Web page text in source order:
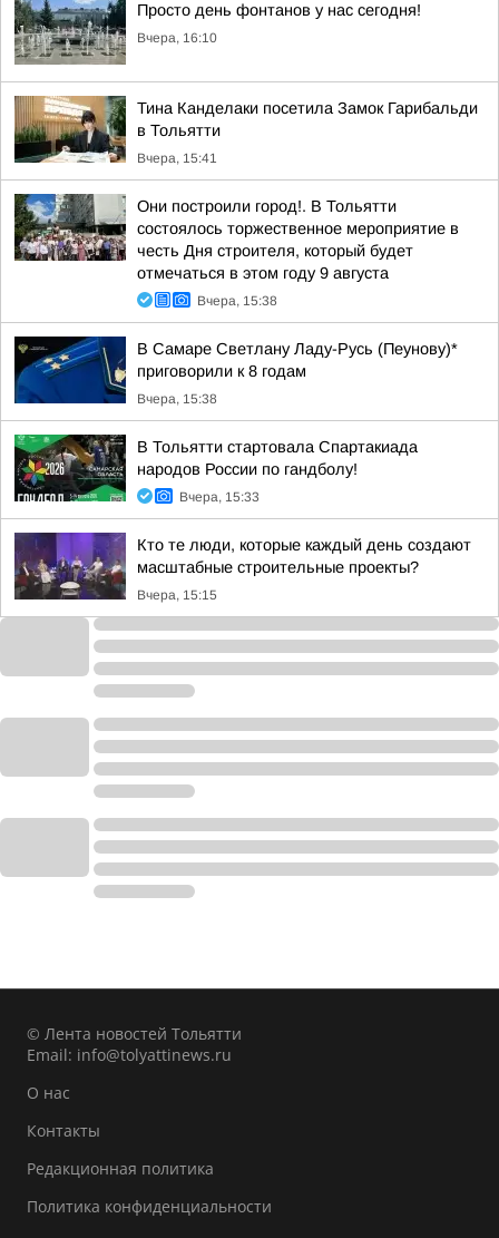
Просто день фонтанов у нас сегодня!
Вчера, 16:10
Тина Канделаки посетила Замок Гарибальди
в Тольятти
Вчера, 15:41
Они построили город!. В Тольятти
состоялось торжественное мероприятие в
честь Дня строителя, который будет
отмечаться в этом году 9 августа
Вчера, 15:38
В Самаре Светлану Ладу-Русь (Пеунову)*
приговорили к 8 годам
Вчера, 15:38
В Тольятти стартовала Спартакиада
народов России по гандболу!
Вчера, 15:33
Кто те люди, которые каждый день создают
масштабные строительные проекты?
Вчера, 15:15
© Лента новостей Тольятти
Email: info@tolyattinews.ru
О нас
Контакты
Редакционная политика
Политика конфиденциальности